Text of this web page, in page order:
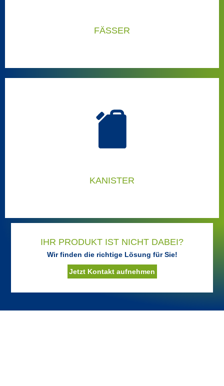
FÄSSER
DIE RICHTIGEN LÖSUNGEN FÜR
FÄSSER:
Dann sind diese Anlagen die richtigen für Sie:
KANISTER
DIE RICHTIGEN LÖSUNGEN FÜR
KANISTER:
Dann sind diese Anlagen die richtigen für Sie:
IHR PRODUKT IST NICHT DABEI?
Wir finden die richtige Lösung für Sie!
Jetzt Kontakt aufnehmen